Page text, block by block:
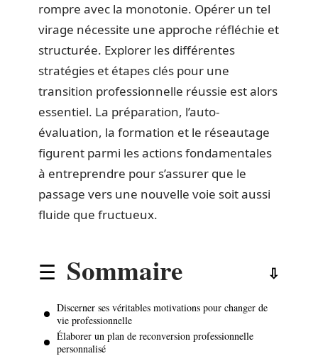
rompre avec la monotonie. Opérer un tel
virage nécessite une approche réfléchie et
structurée. Explorer les différentes
stratégies et étapes clés pour une
transition professionnelle réussie est alors
essentiel. La préparation, l’auto-
évaluation, la formation et le réseautage
figurent parmi les actions fondamentales
à entreprendre pour s’assurer que le
passage vers une nouvelle voie soit aussi
fluide que fructueux.
Sommaire
Discerner ses véritables motivations pour changer de
vie professionnelle
Élaborer un plan de reconversion professionnelle
personnalisé